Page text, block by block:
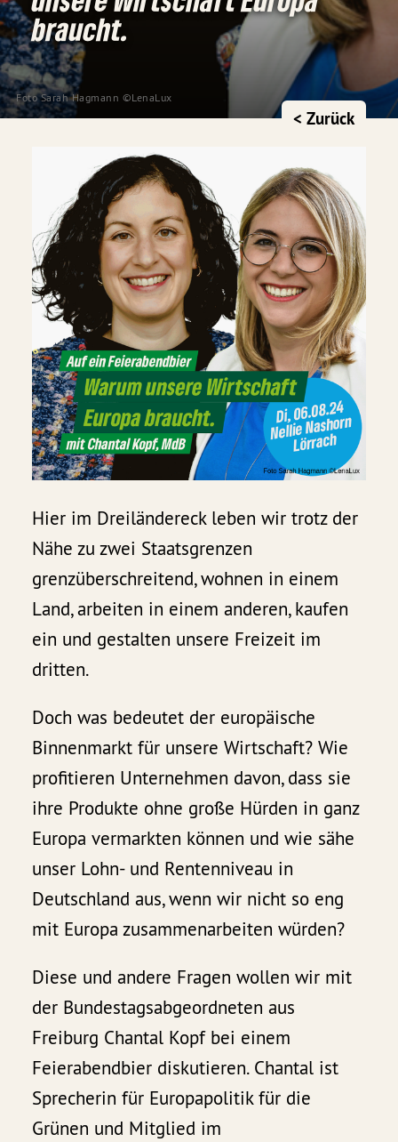
Foto Sarah Hagmann ©LenaLux
braucht.
< Zurück
Hier im Dreiländereck leben wir trotz der
Nähe zu zwei Staatsgrenzen
grenzüberschreitend, wohnen in einem
Land, arbeiten in einem anderen, kaufen
ein und gestalten unsere Freizeit im
dritten.
Doch was bedeutet der europäische
Binnenmarkt für unsere Wirtschaft? Wie
profitieren Unternehmen davon, dass sie
ihre Produkte ohne große Hürden in ganz
Europa vermarkten können und wie sähe
unser Lohn- und Rentenniveau in
Deutschland aus, wenn wir nicht so eng
mit Europa zusammenarbeiten würden?
Diese und andere Fragen wollen wir mit
der Bundestagsabgeordneten aus
Freiburg Chantal Kopf bei einem
Feierabendbier diskutieren. Chantal ist
Sprecherin für Europapolitik für die
Grünen und Mitglied im